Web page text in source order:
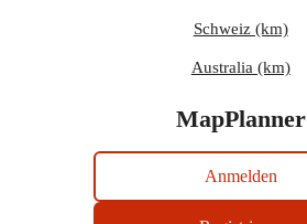
Schweiz (km)
Australia (km)
MapPlanner
Anmelden